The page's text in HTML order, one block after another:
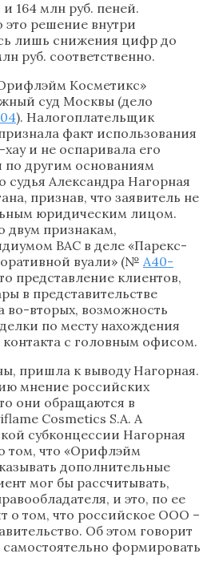
164 млн руб. пеней.
решение внутри
лишь снижения цифр до
руб. соответственно.
Косметикс»
суд Москвы (дело
). Налогоплательщик
факт использования
и не оспаривала его
по другим основаниям
Александра Нагорная
признав, что заявитель не
юридическим лицом.
двум признакам,
ВАС в деле «Парекс-
вуали» (№ А40-
представление клиентов,
в представительстве
вторых, возможность
по месту нахождения
с головным офисом.
пришла к выводу Нагорная.
мнение российских
они обращаются в
Cosmetics S.A. А
субконцессии Нагорная
том, что «Орифлэйм
дополнительные
мог бы рассчитывать,
и это, по ее
о том, что российское ООО –
Об этом говорит
формировать